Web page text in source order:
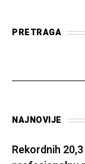
PRETRAGA
NAJNOVIJE
Rekordnih